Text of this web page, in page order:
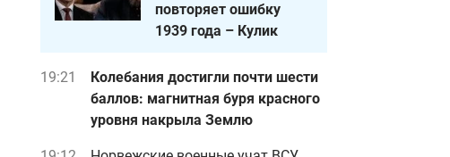
повторяет ошибку
1939 года – Кулик
19:21
Колебания достигли почти шести
баллов: магнитная буря красного
уровня накрыла Землю